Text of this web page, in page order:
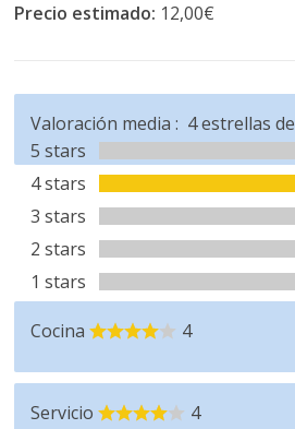
Precio estimado: 12,00€
Valoración media :
5 stars
4 stars
3 stars
2 stars
1 stars
4estrellas de
Cocina 4
Servicio 4